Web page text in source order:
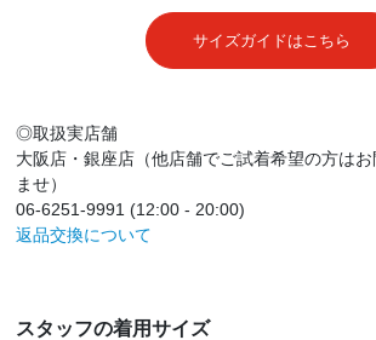
サイズガイドはこちら
◎取扱実店舗
大阪店・銀座店（他店舗でご試着希望の方は
ませ）
06-6251-9991 (12:00 - 20:00)
返品交換について
スタッフの着用サイズ